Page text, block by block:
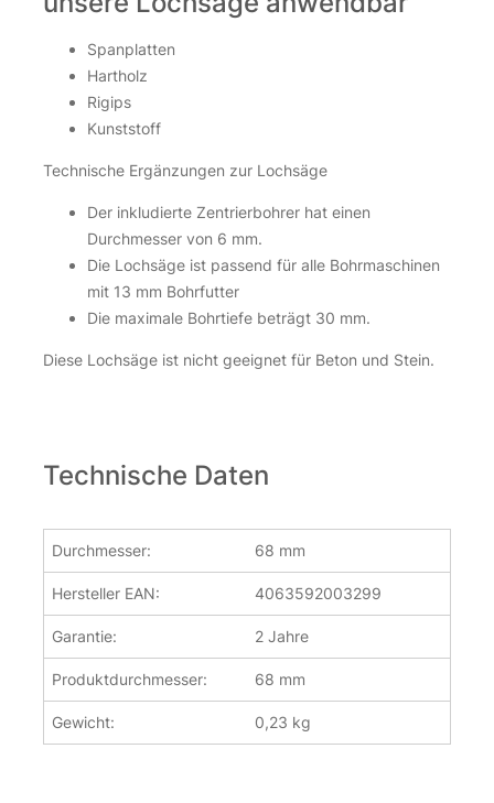
Spanplatten
Hartholz
Rigips
Kunststoff
Technische Ergänzungen zur Lochsäge
Der inkludierte Zentrierbohrer hat einen
Durchmesser von 6 mm.
Die Lochsäge ist passend für alle Bohrmaschinen
mit 13 mm Bohrfutter
Die maximale Bohrtiefe beträgt 30 mm.
Diese Lochsäge ist nicht geeignet für Beton und Stein.
Technische Daten
Durchmesser: 68 mm
Hersteller EAN: 4063592003299
Garantie: 2 Jahre
Produktdurchmesser: 68 mm
Gewicht: 0,23 kg